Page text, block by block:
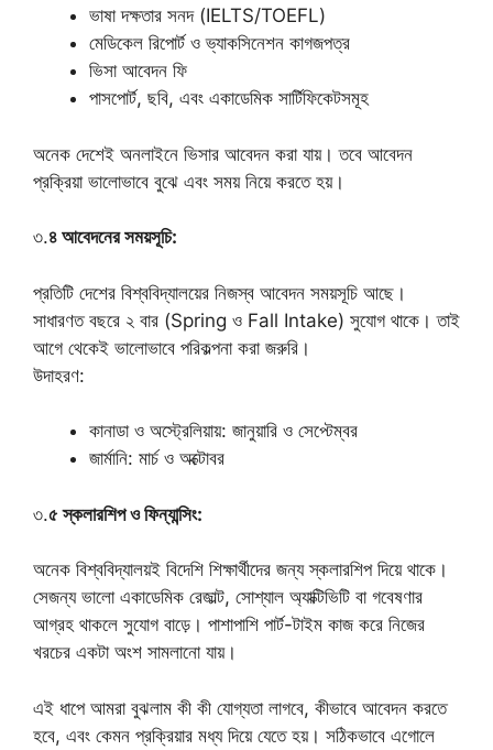
ভাষা দক্ষতার সনদ (IELTS/TOEFL)
মেডিকেল রিপোর্ট ও ভ্যাকসিনেশন কাগজপত্র
ভিসা আবেদন ফি
পাসপোর্ট, ছবি, এবং একাডেমিক সার্টিফিকেটসমূহ
অনেক দেশেই অনলাইনে ভিসার আবেদন করা যায়। তবে আবেদন
প্রক্রিয়া ভালোভাবে বুঝে এবং সময় নিয়ে করতে হয়।
৩.৪ আবেদনের সময়সূচি:
প্রতিটি দেশের বিশ্ববিদ্যালয়ের নিজস্ব আবেদন সময়সূচি আছে।
সাধারণত বছরে ২ বার (Spring ও Fall Intake) সুযোগ থাকে। তাই
আগে থেকেই ভালোভাবে পরিকল্পনা করা জরুরি।
উদাহরণ:
কানাডা ও অস্ট্রেলিয়ায়: জানুয়ারি ও সেপ্টেম্বর
জার্মানি: মার্চ ও অক্টোবর
৩.৫ স্কলারশিপ ও ফিন্যান্সিং:
অনেক বিশ্ববিদ্যালয়ই বিদেশি শিক্ষার্থীদের জন্য স্কলারশিপ দিয়ে থাকে।
সেজন্য ভালো একাডেমিক রেজাল্ট, সোশ্যাল অ্যাক্টিভিটি বা গবেষণার
আগ্রহ থাকলে সুযোগ বাড়ে। পাশাপাশি পার্ট-টাইম কাজ করে নিজের
খরচের একটা অংশ সামলানো যায়।
এই ধাপে আমরা বুঝলাম কী কী যোগ্যতা লাগবে, কীভাবে আবেদন করতে
হবে, এবং কেমন প্রক্রিয়ার মধ্য দিয়ে যেতে হয়। সঠিকভাবে এগোলে